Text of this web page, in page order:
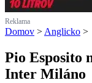
Reklama
Domov >Anglicko >
Pio Esposito
Inter Miláno